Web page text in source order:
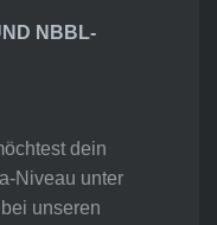
NBBL-
dein
Niveau unter
unseren